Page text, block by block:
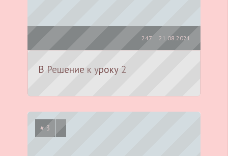
21.08.2021
247
B Решение к уроку 2
# 3